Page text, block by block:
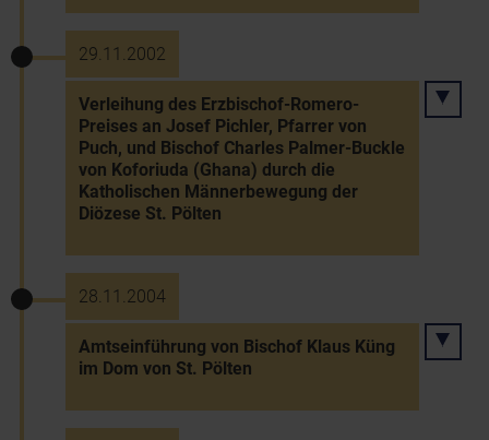
29.11.2002
Verleihung des Erzbischof-Romero-
Preises an Josef Pichler, Pfarrer von
Puch, und Bischof Charles Palmer-Buckle
von Koforiuda (Ghana) durch die
Katholischen Männerbewegung der
Diözese St. Pölten
28.11.2004
Amtseinführung von Bischof Klaus Küng
im Dom von St. Pölten